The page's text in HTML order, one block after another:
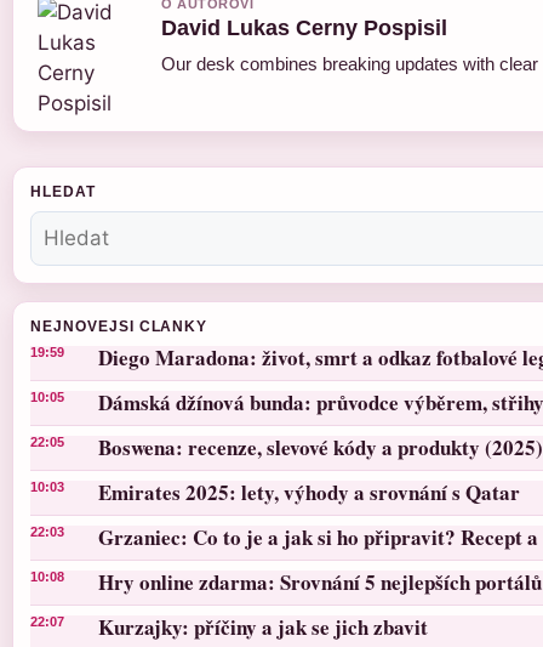
O AUTOROVI
David Lukas Cerny Pospisil
Our desk combines breaking updates with
HLEDAT
NEJNOVEJSI CLANKY
19:59 Diego Maradona: život, smrt a odkaz fotbalové
10:05 Dámská džínová bunda: průvodce výběrem,
22:05 Boswena: recenze, slevové kódy a produkty (2025)
10:03 Emirates 2025: lety, výhody a srovnání s Qatar
22:03 Grzaniec: Co to je a jak si ho připravit? Recept
10:08 Hry online zdarma: Srovnání 5 nejlepších portálů
22:07 Kurzajky: příčiny a jak se jich zbavit